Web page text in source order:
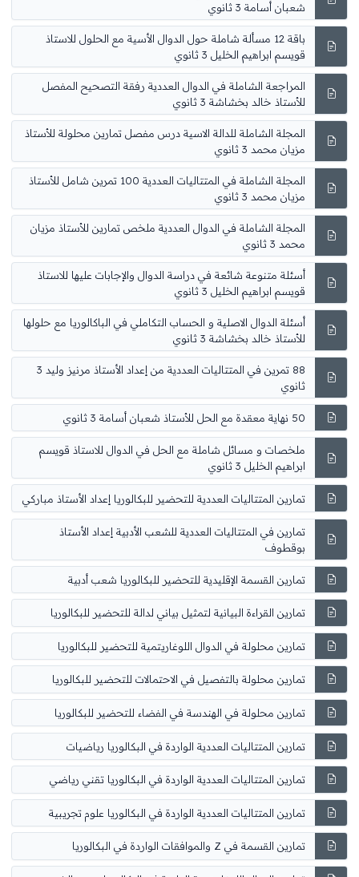
شعبان أسامة 3 ثانوي
باقة 12 مسألة شاملة حول الدوال الأسية مع الحلول للاستاذ
قويسم ابراهيم الخليل 3 ثانوي
المراجعة الشاملة في الدوال العددية رفقة التصحيح المفصل
للأستاذ خالد بخشاشة 3 ثانوي
المجلة الشاملة للدالة الاسية درس مفصل تمارين محلولة للأستاذ
مزيان محمد 3 ثانوي
المجلة الشاملة في المتتاليات العددية 100 تمرين شامل للأستاذ
مزيان محمد 3 ثانوي
المجلة الشاملة في الدوال العددية ملخص تمارين للأستاذ مزيان
محمد 3 ثانوي
أسئلة متنوعة شائعة في دراسة الدوال والإجابات عليها للاستاذ
قويسم ابراهيم الخليل 3 ثانوي
أسئلة الدوال الاصلية و الحساب التكاملي في الباكالوريا مع حلولها
للأستاذ خالد بخشاشة 3 ثانوي
88 تمرين في المتتاليات العددية من إعداد الأستاذ مرنيز وليد 3
ثانوي
50 نهاية معقدة مع الحل للأستاذ شعبان أسامة 3 ثانوي
ملخصات و مسائل شاملة مع الحل في الدوال للاستاذ قويسم
ابراهيم الخليل 3 ثانوي
تمارين المتتاليات العددية للتحضير للبكالوريا إعداد الأستاذ مباركي
تمارين في المتتاليات العددية للشعب الأدبية إعداد الأستاذ
بوقطوف
تمارين القسمة الإقليدية للتحضير للبكالوريا شعب أدبية
تمارين القراءة البيانية لتمثيل بياني لدالة للتحضير للبكالوريا
تمارين محلولة في الدوال اللوغاريتمية للتحضير للبكالوريا
تمارين محلولة بالتفصيل في الاحتمالات للتحضير للبكالوريا
تمارين محلولة في الهندسة في الفضاء للتحضير للبكالوريا
تمارين المتتاليات العددية الواردة في البكالوريا رياضيات
تمارين المتتاليات العددية الواردة في البكالوريا تقني رياضي
تمارين المتتاليات العددية الواردة في البكالوريا علوم تجريبية
تمارين القسمة في Z والموافقات الواردة في البكالوريا